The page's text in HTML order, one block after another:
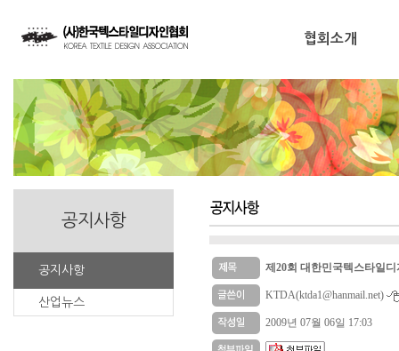
협회소개
공지사항
공지사항
산업뉴스
제20회 대한민국텍스타일
KTDA(ktda1@hanmail.net)
2009년 07월 06일 17:03